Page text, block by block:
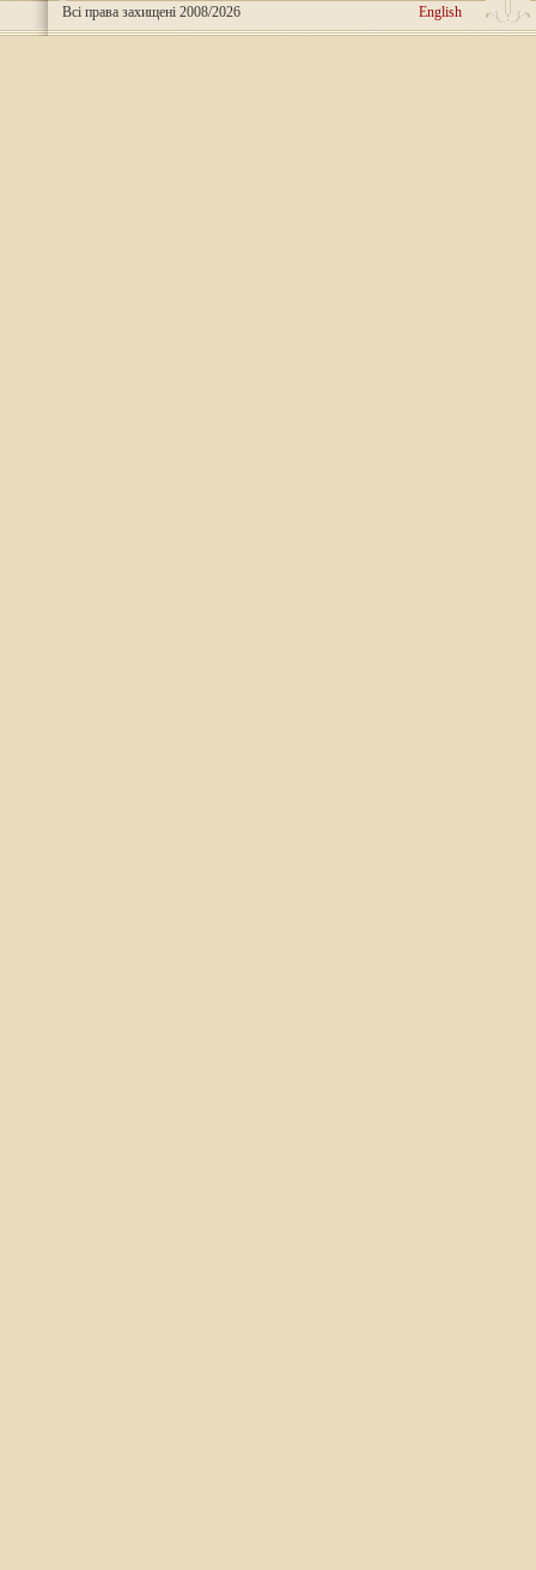
Всі права захищені 2008/2026 English